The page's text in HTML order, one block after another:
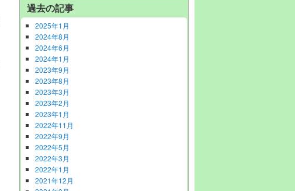
過去の記事
2025年1月
2024年8月
2024年6月
2024年1月
2023年9月
2023年8月
2023年3月
2023年2月
2023年1月
2022年11月
2022年9月
2022年5月
2022年3月
2022年1月
2021年12月